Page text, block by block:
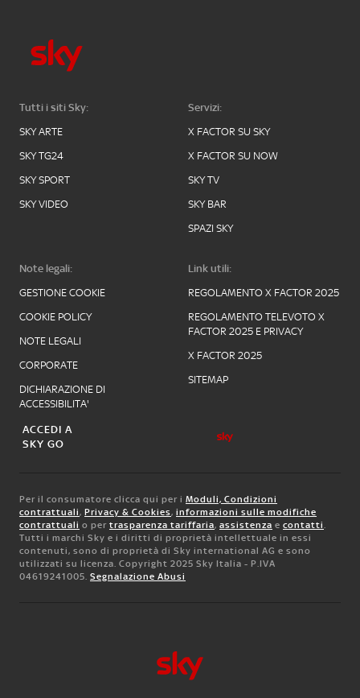
Tutti i siti Sky:
SKY ARTE
SKY TG24
SKY SPORT
SKY VIDEO
Servizi:
X FACTOR SU SKY
X FACTOR SU NOW
SKY TV
SKY BAR
SPAZI SKY
Note legali:
GESTIONE COOKIE
COOKIE POLICY
NOTE LEGALI
CORPORATE
DICHIARAZIONE DI
ACCESSIBILITA'
Link utili:
REGOLAMENTO X FACTOR 2025
REGOLAMENTO TELEVOTO X
FACTOR 2025 E PRIVACY
X FACTOR 2025
SITEMAP
ACCEDI A
SKY GO
Per il consumatore clicca qui per i Moduli, Condizioni
contrattuali, Privacy & Cookies, informazioni sulle modifiche
contrattuali o per trasparenza tariffaria, assistenza e contatti.
Tutti i marchi Sky e i diritti di proprietà intellettuale in essi
contenuti, sono di proprietà di Sky international AG e sono
utilizzati su licenza. Copyright 2025 Sky Italia - P.IVA
04619241005. Segnalazione Abusi